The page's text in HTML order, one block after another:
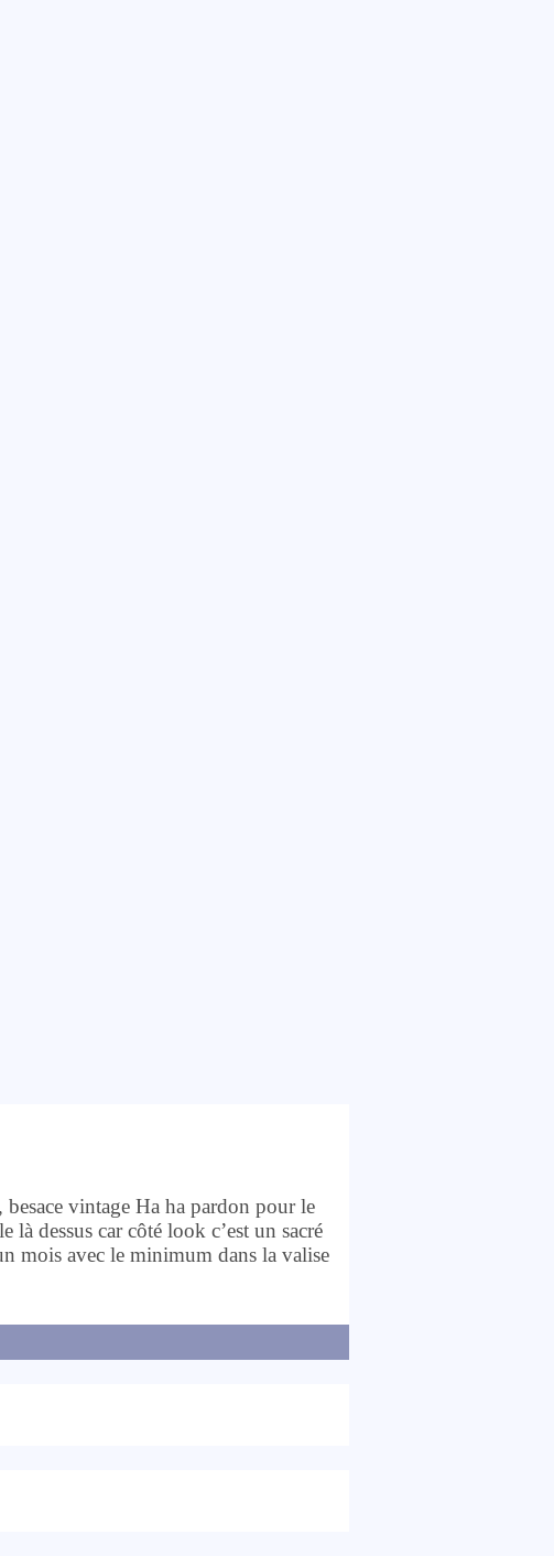
vintage Ha ha pardon pour le
dessus car côté look c’est un sacré
mois avec le minimum dans la valise